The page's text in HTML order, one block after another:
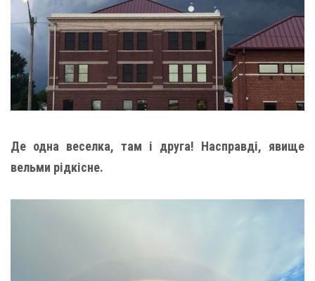
Де одна веселка, там і друга! Насправді, явище
вельми рідкісне.